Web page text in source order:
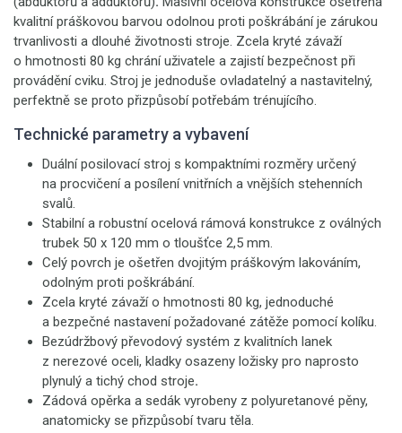
kvalitní práškovou barvou odolnou proti poškrábání je zárukou
trvanlivosti a dlouhé životnosti stroje. Zcela kryté závaží
o hmotnosti 80 kg chrání uživatele a zajistí bezpečnost při
provádění cviku. Stroj je jednoduše ovladatelný a nastavitelný,
perfektně se proto přizpůsobí potřebám trénujícího.
Technické parametry a vybavení
Duální posilovací stroj s kompaktními rozměry určený
na procvičení a posílení vnitřních a vnějších stehenních
svalů.
Stabilní a robustní ocelová rámová konstrukce z oválných
trubek 50 x 120 mm o tloušťce 2,5 mm.
Celý povrch je ošetřen dvojitým práškovým lakováním,
odolným proti poškrábání.
Zcela kryté závaží o hmotnosti 80 kg, jednoduché
a bezpečné nastavení požadované zátěže pomocí kolíku.
Bezúdržbový převodový systém z kvalitních lanek
z nerezové oceli, kladky osazeny ložisky pro naprosto
plynulý a tichý chod stroje.
Zádová opěrka a sedák vyrobeny z polyuretanové pěny,
anatomicky se přizpůsobí tvaru těla.